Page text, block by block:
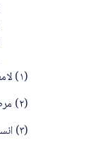
(١) لامعاً،
(٢) مرطباً،
(٣) انسيابياً،